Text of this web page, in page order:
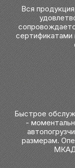
Вся
Быстрое
-
размерам.